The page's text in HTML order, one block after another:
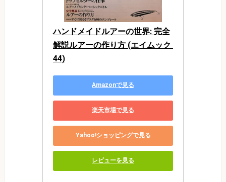
ハンドメイドルアーの世界: 完全
解説ルアーの作り方 (エイムック
44)
Amazonで見る
楽天市場で見る
Yahoo!ショッピングで見る
レビューを見る